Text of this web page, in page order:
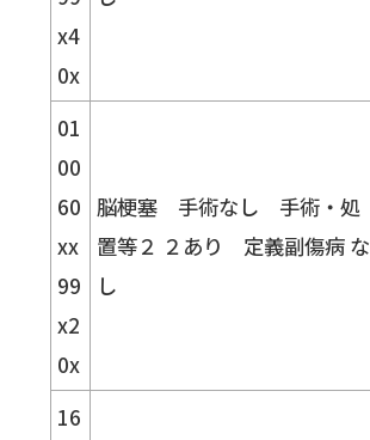
x4
0x
01
00
60
xx
99
x2
0x
脳梗塞 手術なし 手術・処
置等２ ２あり 定義副傷病 な
し
16